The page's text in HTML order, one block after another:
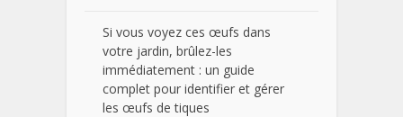
Si vous voyez ces œufs dans
votre jardin, brûlez-les
immédiatement : un guide
complet pour identifier et gérer
les œufs de tiques